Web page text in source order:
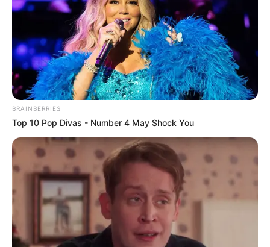
(foto: instagram/ajengkartika)
Baca selengkapnya
BRAINBERRIES
Top 10 Pop Divas - Number 4 May Shock You